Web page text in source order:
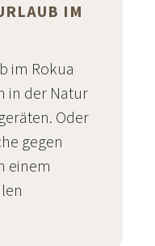
IM
im Rokua
in der Natur
Oder
gegen
einem